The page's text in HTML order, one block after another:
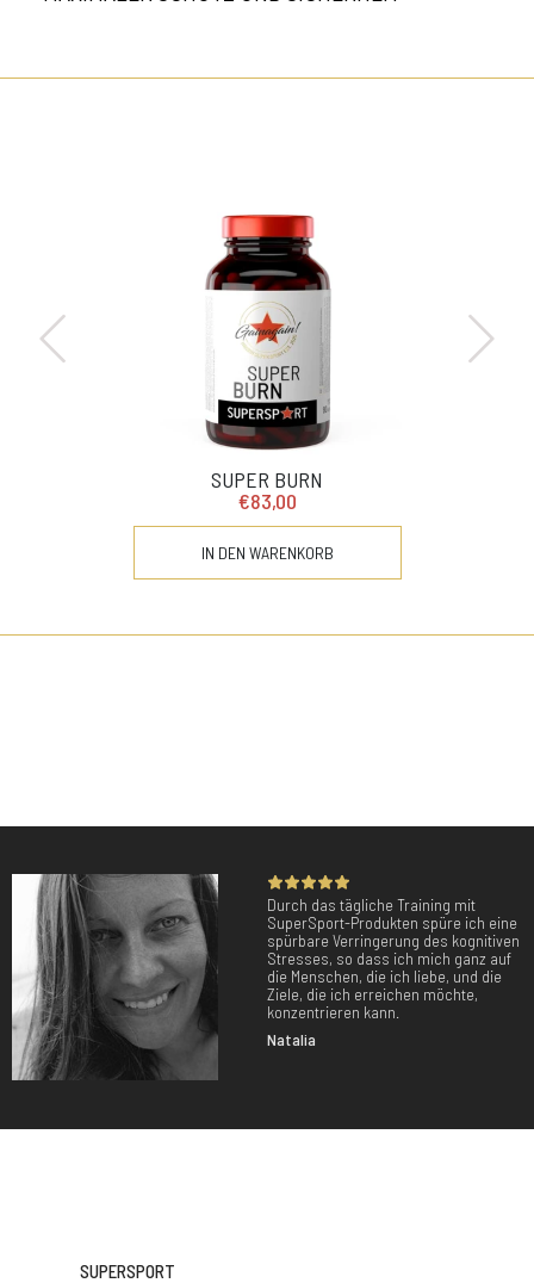
SUPER BURN
€83,00
IN DEN WARENKORB
Durch das tägliche Training mit
SuperSport-Produkten spüre ich eine
spürbare Verringerung des kognitiven
Stresses, so dass ich mich ganz auf
die Menschen, die ich liebe, und die
Ziele, die ich erreichen möchte,
konzentrieren kann.
Natalia
SUPERSPORT